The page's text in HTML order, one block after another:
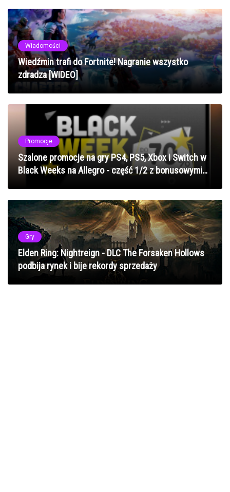
Wiadomości
Wiedźmin trafi do Fortnite! Nagranie wszystko
zdradza [WIDEO]
Promocje
Szalone promocje na gry PS4, PS5, Xbox i Switch w
Black Weeks na Allegro - część 1/2 z bonusowymi
Gry
Elden Ring: Nightreign - DLC The Forsaken Hollows
podbija rynek i bije rekordy sprzedaży